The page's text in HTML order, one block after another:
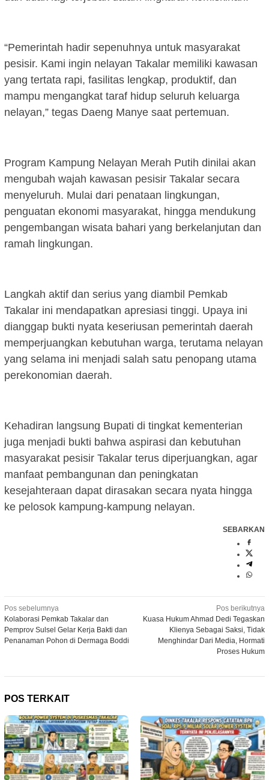
“Pemerintah hadir sepenuhnya untuk masyarakat
pesisir. Kami ingin nelayan Takalar memiliki kawasan
yang tertata rapi, fasilitas lengkap, produktif, dan
mampu mengangkat taraf hidup seluruh keluarga
nelayan,” tegas Daeng Manye saat pertemuan.
Program Kampung Nelayan Merah Putih dinilai akan
mengubah wajah kawasan pesisir Takalar secara
menyeluruh. Mulai dari penataan lingkungan,
penguatan ekonomi masyarakat, hingga mendukung
pengembangan wisata bahari yang berkelanjutan dan
ramah lingkungan.
Langkah aktif dan serius yang diambil Pemkab
Takalar ini mendapatkan apresiasi tinggi. Upaya ini
dianggap bukti nyata keseriusan pemerintah daerah
memperjuangkan kebutuhan warga, terutama nelayan
yang selama ini menjadi salah satu penopang utama
perekonomian daerah.
Kehadiran langsung Bupati di tingkat kementerian
juga menjadi bukti bahwa aspirasi dan kebutuhan
masyarakat pesisir Takalar terus diperjuangkan, agar
manfaat pembangunan dan peningkatan
kesejahteraan dapat dirasakan secara nyata hingga
ke pelosok kampung-kampung nelayan.
SEBARKAN
Navigasi
pos
Pos sebelumnya
Kolaborasi Pemkab Takalar dan
Pemprov Sulsel Gelar Kerja Bakti dan
Penanaman Pohon di Dermaga Boddi
Pos berikutnya
Kuasa Hukum Ahmad Dedi Tegaskan
Klienya Sebagai Saksi, Tidak
Menghindar Dari Media, Hormati
Proses Hukum
POS TERKAIT